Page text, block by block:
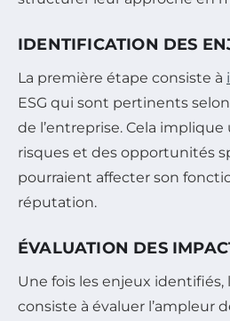
IDENTIFICATION DES
La première étape consiste à
ESG qui sont pertinents
de l’entreprise. Cela implique
risques et des opportunités
pourraient affecter son
réputation.
ÉVALUATION DES
Une fois les enjeux identifiés,
consiste à évaluer l’ampleur